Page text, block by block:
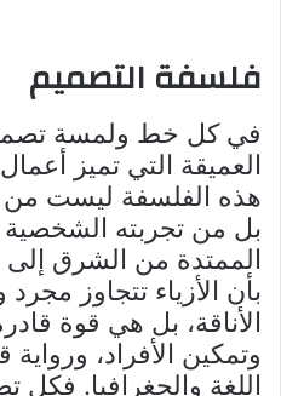
فلسفة التصميم
في كل خط ولمسة
العميقة التي تميز
هذه الفلسفة ليست من
بل من تجربته الشخصية
الممتدة من الشرق
بأن الأزياء تتجاوز
الأناقة، بل هي قوة
وتمكين الأفراد،
اللغة والجغرافيا. فكل